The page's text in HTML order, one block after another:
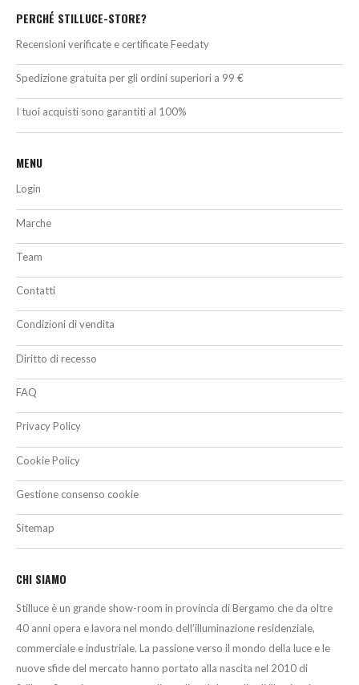
PERCHÉ STILLUCE-STORE?
Recensioni verificate e certificate Feedaty
Spedizione gratuita per gli ordini superiori a 99 €
I tuoi acquisti sono garantiti al 100%
MENU
Login
Marche
Team
Contatti
Condizioni di vendita
Diritto di recesso
FAQ
Privacy Policy
Cookie Policy
Gestione consenso cookie
Sitemap
CHI SIAMO
Stilluce è un grande show-room in provincia di Bergamo che da oltre
40 anni opera e lavora nel mondo dell’illuminazione residenziale,
commerciale e industriale. La passione verso il mondo della luce e le
nuove sfide del mercato hanno portato alla nascita nel 2010 di